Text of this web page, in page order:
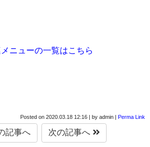
ニューの一覧はこちら
Posted on 2020.03.18 12:16 | by admin | Perma Link
記事へ 次の記事へ